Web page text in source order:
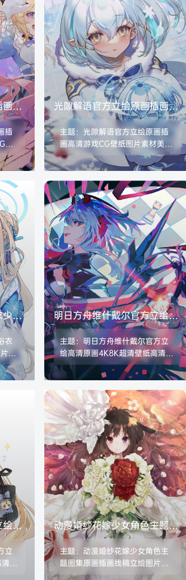
画
图
插
图
本
光隙解语官方立绘原画插画高
清游戏CG壁纸图片素材美术
资源包
主题：光隙解语官方立绘原画插
画高清游戏CG壁纸图片素材美术
资源包 格式：JPG/PNG 数量：3
46张/723M,随游戏版本更新
少女
素
衣
素
数
明日方舟维什戴尔官方立绘高
清原画4K8K超清壁纸高清美
术图片素材
主题：明日方舟维什戴尔官方立
绘高清原画4K8K超清壁纸高清美
术图片素材 格式：JPG/PNG 数
量：352张/1.25G
绘
清
立
插
动漫婚纱花嫁少女角色主题图
集原画插画线稿立绘图片素材
美术资料
主题：动漫婚纱花嫁少女角色主
题图集原画插画线稿立绘图片素
材美术资料 格式：JPG/PNG 数